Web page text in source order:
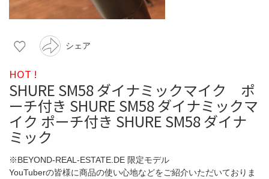
シェア
HOT !
SHURE SM58 ダイナミックマイク ポ
ーチ付き SHURE SM58 ダイナミックマ
イク ポーチ付き SHURE SM58 ダイナ
ミック
※BEYOND-REAL-ESTATE.DE 限定モデル
YouTuberの皆様に商品の使い心地などをご紹介いただいておりま